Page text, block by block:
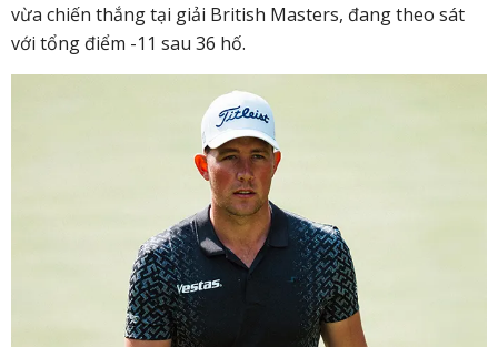
vừa chiến thắng tại giải British Masters, đang theo sát
với tổng điểm -11 sau 36 hố.